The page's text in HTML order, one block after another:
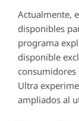
Actualmente,
disponibles
programa
disponible
consumidores
Ultra
ampliados al